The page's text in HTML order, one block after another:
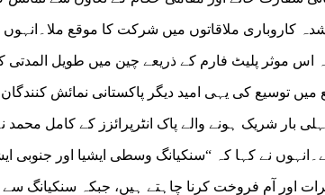
کاروباری ملاقاتوں میں شرکت کا موقع
اس موثر پلیٹ فارم کے ذریعے چین میں طویل المدتی
توسیع کی یہی امید دیگر پاکستانی نمائش کنندگان
بار شریک ہونے والے پاک انٹرپرائزز کے کامل محمد
نے کہا کہ “سنکیانگ وسطی ایشیا اور جنوبی
اور آم فروخت کرنا چاہتے ہیں، جبکہ سنکیانگ